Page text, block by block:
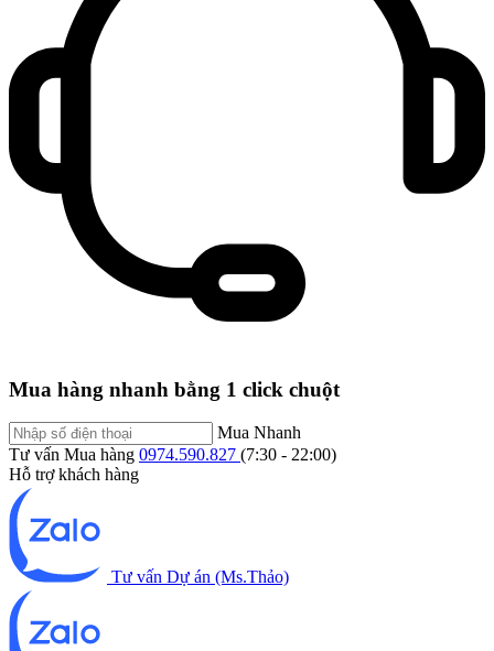
Mua hàng nhanh bằng 1 click chuột
Mua Nhanh
Tư vấn Mua hàng 0974.590.827 (7:30 - 22:00)
Hỗ trợ khách hàng
Tư vấn Dự án (Ms.Thảo)